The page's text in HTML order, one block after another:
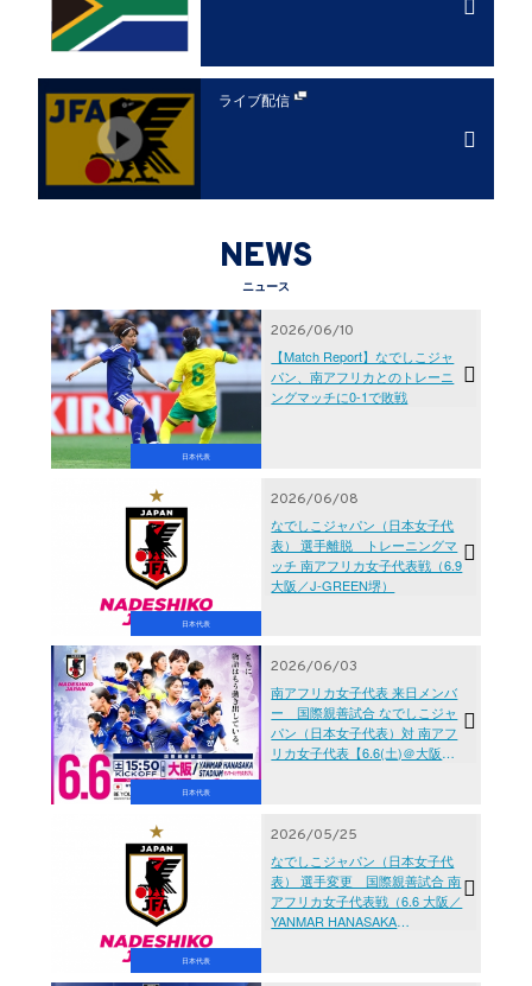
ライブ配信
NEWS
ニュース
日本代表
2026/06/10
【Match Report】なでしこジャ
パン、南アフリカとのトレーニ
ングマッチに0-1で敗戦
日本代表
2026/06/08
なでしこジャパン（日本女子代
表） 選手離脱 トレーニングマ
ッチ 南アフリカ女子代表戦（6.9
大阪／J-GREEN堺）
日本代表
2026/06/03
南アフリカ女子代表 来日メンバ
ー 国際親善試合 なでしこジャ
パン（日本女子代表）対 南アフ
リカ女子代表【6.6(土)＠大阪／
日本代表
2026/05/25
なでしこジャパン（日本女子代
表） 選手変更 国際親善試合 南
アフリカ女子代表戦（6.6 大阪／
YANMAR HANASAKA